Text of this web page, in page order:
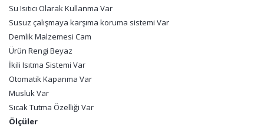
Su Isıtıcı Olarak Kullanma Var
Susuz çalışmaya karşıma koruma sistemi Var
Demlik Malzemesi Cam
Ürün Rengi Beyaz
İkili Isıtma Sistemi Var
Otomatik Kapanma Var
Musluk Var
Sıcak Tutma Özelliği Var
Ölçüler